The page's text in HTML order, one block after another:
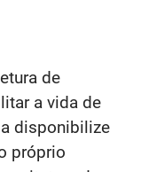
de
a vida de
disponibilize
próprio